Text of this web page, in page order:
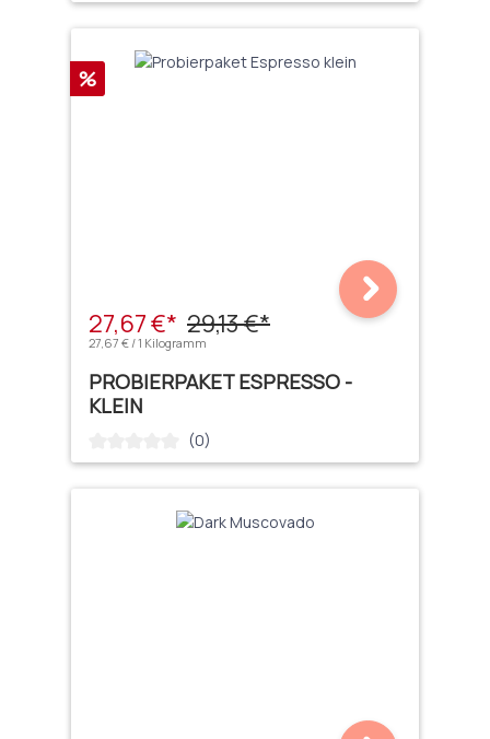
Rabatt
%
27,67 €* 29,13 €*
27,67 € / 1 Kilogramm
PROBIERPAKET ESPRESSO -
KLEIN
Durchschnittliche Bewertung von 0 von 5 Sternen
(0)